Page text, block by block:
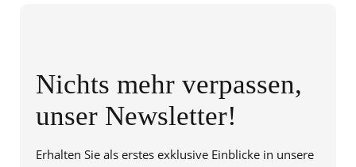
Nichts mehr verpassen,
unser Newsletter!
Erhalten Sie als erstes exklusive Einblicke in unsere